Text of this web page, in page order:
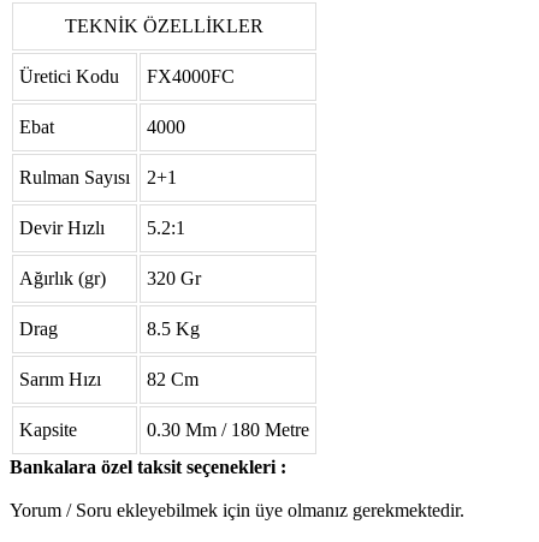
TEKNİK ÖZELLİKLER
Üretici Kodu FX4000FC
Ebat 4000
Rulman Sayısı 2+1
Devir Hızlı 5.2:1
Ağırlık (gr) 320 Gr
Drag 8.5 Kg
Sarım Hızı 82 Cm
Kapsite
0.30 Mm / 180 Metre
Bankalara özel taksit seçenekleri :
Yorum / Soru ekleyebilmek için üye olmanız gerekmektedir.